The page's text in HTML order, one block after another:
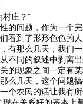
村庄？”
的问题，作为一个
看到了形形色色的
有那么几天，我们
同的叙述中剥离出
的现象之间一定有
么几天，这个问题
个农民的话让我有
现在关系好的基本上